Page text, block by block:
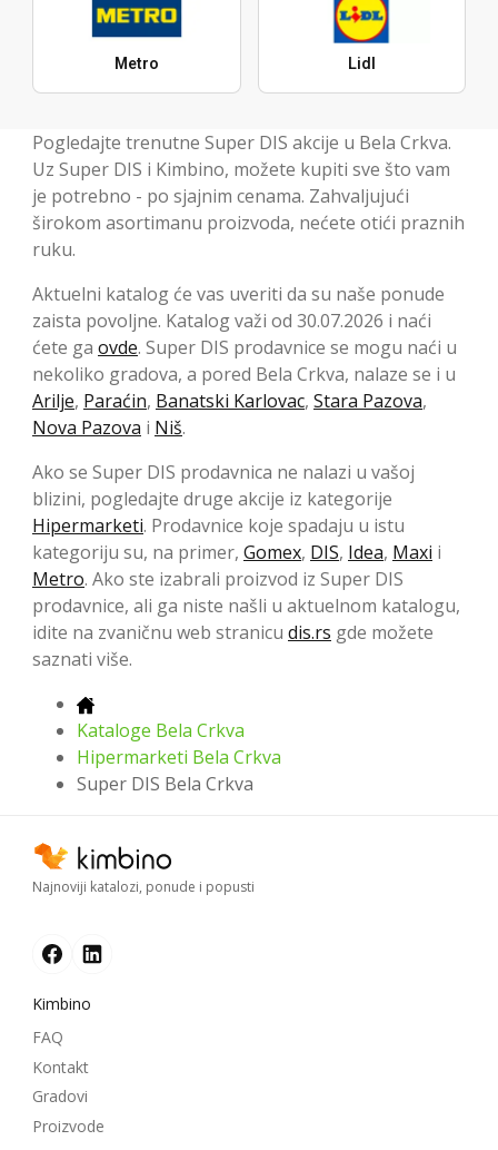
Metro Lidl
Pogledajte trenutne Super DIS akcije u Bela Crkva.
Uz Super DIS i Kimbino, možete kupiti sve što vam
je potrebno - po sjajnim cenama. Zahvaljujući
širokom asortimanu proizvoda, nećete otići praznih
ruku.
Aktuelni katalog će vas uveriti da su naše ponude
zaista povoljne. Katalog važi od 30.07.2026 i naći
ćete ga ovde. Super DIS prodavnice se mogu naći u
nekoliko gradova, a pored Bela Crkva, nalaze se i u
Arilje, Paraćin, Banatski Karlovac, Stara Pazova,
Nova Pazova i Niš.
Ako se Super DIS prodavnica ne nalazi u vašoj
blizini, pogledajte druge akcije iz kategorije
Hipermarketi. Prodavnice koje spadaju u istu
kategoriju su, na primer, Gomex, DIS, Idea, Maxi i
Metro. Ako ste izabrali proizvod iz Super DIS
prodavnice, ali ga niste našli u aktuelnom katalogu,
idite na zvaničnu web stranicu dis.rs gde možete
saznati više.
Kataloge Bela Crkva
Hipermarketi Bela Crkva
Super DIS Bela Crkva
Najnoviji katalozi, ponude i popusti
Kimbino
FAQ
Kontakt
Gradovi
Proizvode